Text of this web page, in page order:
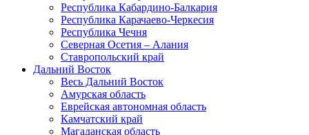
Республика Кабардино-Балкария
Республика Карачаево-Черкесия
Республика Чечня
Северная Осетия – Алания
Ставропольский край
Дальний Восток
Весь Дальний Восток
Амурская область
Еврейская автономная область
Камчатский край
Магаданская область